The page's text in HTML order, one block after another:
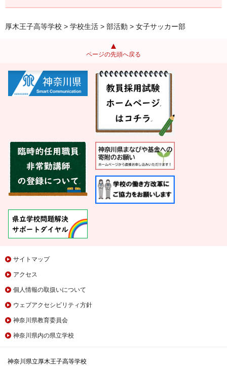
厚木王子高等学校 > 学校生活 > 部活動 > 女子サッカー部
ページの先頭へ戻る
サイトマップ
アクセス
個人情報の取扱いについて
ウェブアクセシビリティ方針
神奈川県教育委員会
神奈川県内の県立学校
神奈川県立厚木王子高等学校